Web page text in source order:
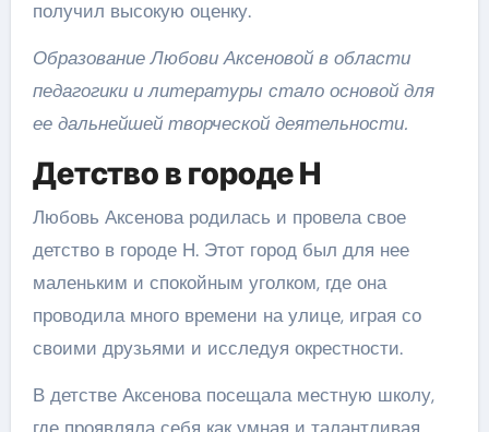
получил высокую оценку.
Образование Любови Аксеновой в области
педагогики и литературы стало основой для
ее дальнейшей творческой деятельности.
Детство в городе Н
Любовь Аксенова родилась и провела свое
детство в городе Н. Этот город был для нее
маленьким и спокойным уголком, где она
проводила много времени на улице, играя со
своими друзьями и исследуя окрестности.
В детстве Аксенова посещала местную школу,
где проявляла себя как умная и талантливая